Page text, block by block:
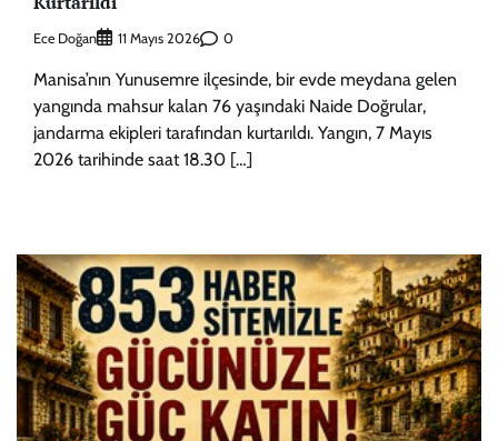
Ece Doğan 11 Mayıs 2026 0
Manisa’nın Yunusemre ilçesinde, bir evde meydana gelen
yangında mahsur kalan 76 yaşındaki Naide Doğrular,
jandarma ekipleri tarafından kurtarıldı. Yangın, 7 Mayıs
2026 tarihinde saat 18.30 […]